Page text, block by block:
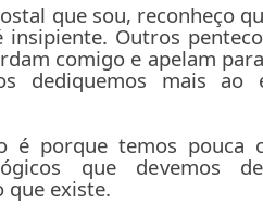
que sou, reconheço
insipiente. Outros
comigo e apelam
dediquemos mais ao
é porque temos pouca
que devemos
que existe.